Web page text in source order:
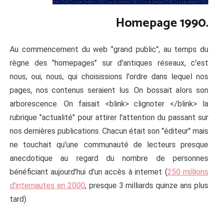
Homepage 1990.
Au commencement du web "grand public", au temps du
règne des "homepages" sur d'antiques réseaux, c'est
nous, oui, nous, qui choisissions l'ordre dans lequel nos
pages, nos contenus seraient lus. On bossait alors son
arborescence. On faisait <blink> clignoter </blink> la
rubrique "actualité" pour attirer l'attention du passant sur
nos dernières publications. Chacun était son "éditeur" mais
ne touchait qu'une communauté de lecteurs presque
anecdotique au regard du nombre de personnes
bénéficiant aujourd'hui d'un accès à internet (250 millions
d'internautes en 2000, presque 3 milliards quinze ans plus
tard).